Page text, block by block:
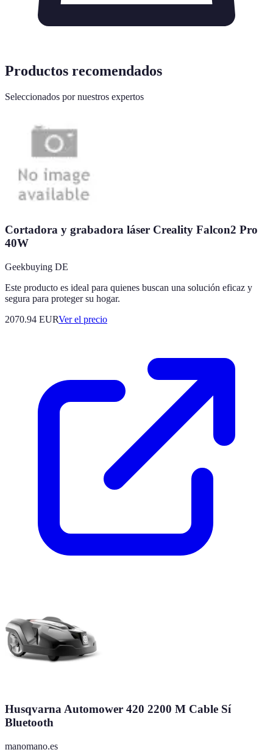
Productos recomendados
Seleccionados por nuestros expertos
Cortadora y grabadora láser Creality Falcon2 Pro
40W
Geekbuying DE
Este producto es ideal para quienes buscan una solución eficaz y
segura para proteger su hogar.
2070.94 EURVer el precio
Husqvarna Automower 420 2200 M Cable Sí
Bluetooth
manomano.es